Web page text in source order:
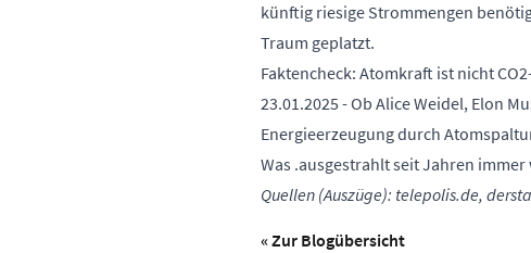
künftig riesige Strommengen
Traum geplatzt.
Faktencheck: Atomkraft ist nicht
23.01.2025 - Ob Alice Weidel, Elon
Energieerzeugung durch
Was .ausgestrahlt seit Jahren
Quellen (Auszüge): telepolis.de,
« Zur Blogübersicht